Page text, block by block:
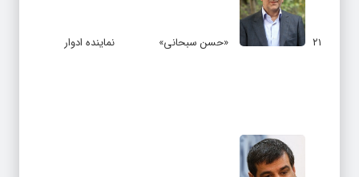
۲۱ «حسن سبحانی» نماینده ادوار